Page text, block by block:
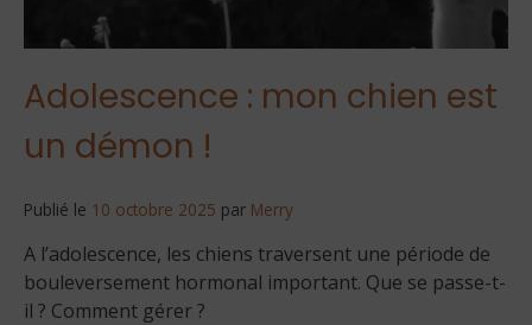
Adolescence : mon chien est
un démon !
Publié le 10 octobre 2025 par Merry
A l’adolescence, les chiens traversent une période de
bouleversement hormonal important. Que se passe-t-
il ? Comment gérer ?